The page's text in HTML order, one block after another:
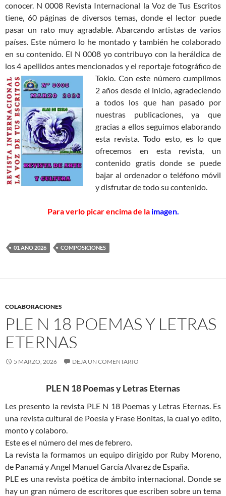
conocer. N 0008 Revista Internacional la Voz de Tus Escritos
tiene, 60 páginas de diversos temas, donde el lector puede
pasar un rato muy agradable. Abarcando artistas de varios
países. Este número lo he montado y también he colaborado
en su contenido. El N 0008 yo contribuyo con la heráldica de
los 4 apellidos antes mencionados y el reportaje fotográfico de
Tokio. Con este número cumplimos
2 años desde el inicio, agradeciendo
a todos los que han pasado por
nuestras publicaciones, ya que
gracias a ellos seguimos elaborando
esta revista. Todo esto, es lo que
ofrecemos en esta revista, un
contenido gratis donde se puede
bajar al ordenador o teléfono móvil
y disfrutar de todo su contenido.
Para verlo picar encima de la imagen.
01 AÑO 2026 COMPOSICIONES
COLABORACIONES
PLE N 18 POEMAS Y LETRAS
ETERNAS
5 MARZO, 2026 DEJA UN COMENTARIO
PLE N 18 Poemas y Letras Eternas
Les presento la revista PLE N 18 Poemas y Letras Eternas. Es
una revista cultural de Poesía y Frase Bonitas, la cual yo edito,
monto y colaboro.
Este es el número del mes de febrero.
La revista la formamos un equipo dirigido por Ruby Moreno,
de Panamá y Angel Manuel García Alvarez de España.
PLE es una revista poética de ámbito internacional. Donde se
hay un gran número de escritores que escriben sobre un tema